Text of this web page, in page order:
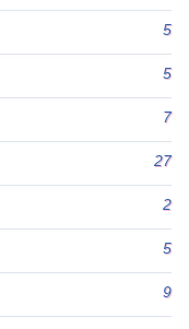
5
5
7
27
2
5
9